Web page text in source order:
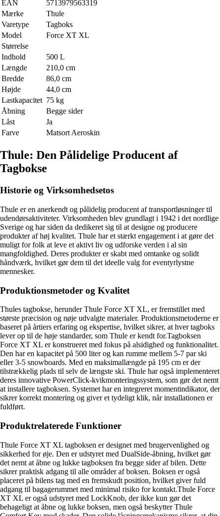
EAN
5713979563319
Mærke
Thule
Varetype
Tagboks
Model
Force XT XL
Størrelse
Indhold
500 L
Længde
210,0 cm
Bredde
86,0 cm
Højde
44,0 cm
Lastkapacitet 75 kg
Åbning
Begge sider
Låst
Ja
Farve
Matsort Aeroskin
Thule: Den Pålidelige Producent af
Tagbokse
Historie og Virksomhedsetos
Thule er en anerkendt og pålidelig producent af transportløsninger til
udendørsaktiviteter. Virksomheden blev grundlagt i 1942 i det nordlige
Sverige og har siden da dedikeret sig til at designe og producere
produkter af høj kvalitet. Thule har et stærkt engagement i at gøre det
muligt for folk at leve et aktivt liv og udforske verden i al sin
mangfoldighed. Deres produkter er skabt med omtanke og solidt
håndværk, hvilket gør dem til det ideelle valg for eventyrlystne
mennesker.
Produktionsmetoder og Kvalitet
Thules tagbokse, herunder Thule Force XT XL, er fremstillet med
største præcision og nøje udvalgte materialer. Produktionsmetoderne er
baseret på årtiers erfaring og ekspertise, hvilket sikrer, at hver tagboks
lever op til de høje standarder, som Thule er kendt for.Tagboksen
Force XT XL er konstrueret med fokus på alsidighed og funktionalitet.
Den har en kapacitet på 500 liter og kan rumme mellem 5-7 par ski
eller 3-5 snowboards. Med en maksimallængde på 195 cm er der
tilstrækkelig plads til selv de længste ski. Thule har også implementeret
deres innovative PowerClick-kvikmonteringssystem, som gør det nemt
at installere tagboksen. Systemet har en integreret momentindikator, der
sikrer korrekt montering og giver et tydeligt klik, når installationen er
fuldført.
Produktrelaterede Funktioner
Thule Force XT XL tagboksen er designet med brugervenlighed og
sikkerhed for øje. Den er udstyret med DualSide-åbning, hvilket gør
det nemt at åbne og lukke tagboksen fra begge sider af bilen. Dette
sikrer praktisk adgang til alle områder af boksen. Boksen er også
placeret på bilens tag med en fremskudt position, hvilket giver fuld
adgang til bagagerummet med minimal risiko for kontakt.Thule Force
XT XL er også udstyret med LockKnob, der ikke kun gør det
behageligt at åbne og lukke boksen, men også beskytter Thule